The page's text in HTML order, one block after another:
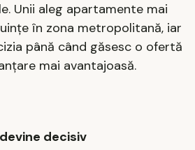
Unii aleg apartamente mai
în zona metropolitană, iar
până când găsesc o ofertă
mai avantajoasă.
decisiv